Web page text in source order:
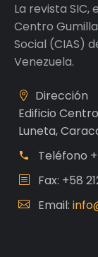
La revista SIC,
Centro
Social (CIAS)
Venezuela.
Dirección
Edificio
Luneta,
Teléfono
Fax: +58
Email: